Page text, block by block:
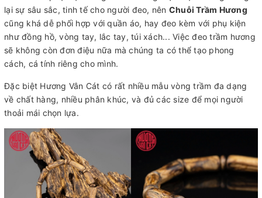
lại sự sâu sắc, tinh tế cho người đeo, nên Chuỗi Trầm Hương
cũng khá dễ phối hợp với quần áo, hay đeo kèm với phụ kiện
như đồng hồ, vòng tay, lắc tay, túi xách... Việc đeo trầm hương
sẽ không còn đơn điệu nữa mà chúng ta có thể tạo phong
cách, cá tính riêng cho mình.
Đặc biệt Hương Vân Cát có rất nhiều mẫu vòng trầm đa dạng
về chất hàng, nhiều phân khúc, và đủ các size để mọi người
thoải mái chọn lựa.